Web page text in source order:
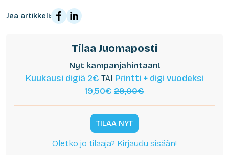
Jaa artikkeli:
Tilaa Juomaposti
Nyt kampanjahintaan!
Kuukausi digiä 2€ TAI Printti + digi vuodeksi
19,50€ 29,00€
TILAA NYT
Oletko jo tilaaja? Kirjaudu sisään!